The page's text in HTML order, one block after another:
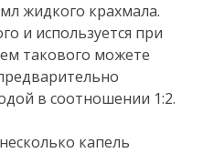
жидкого крахмала.
и используется при
такового можете
в соотношении 1:2.
капель